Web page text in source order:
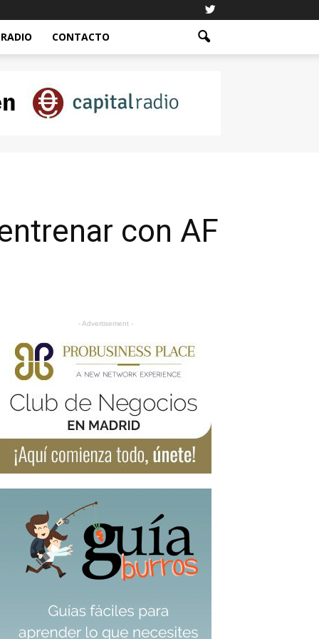
RADIO CONTACTO
con AF
- Advertisement -